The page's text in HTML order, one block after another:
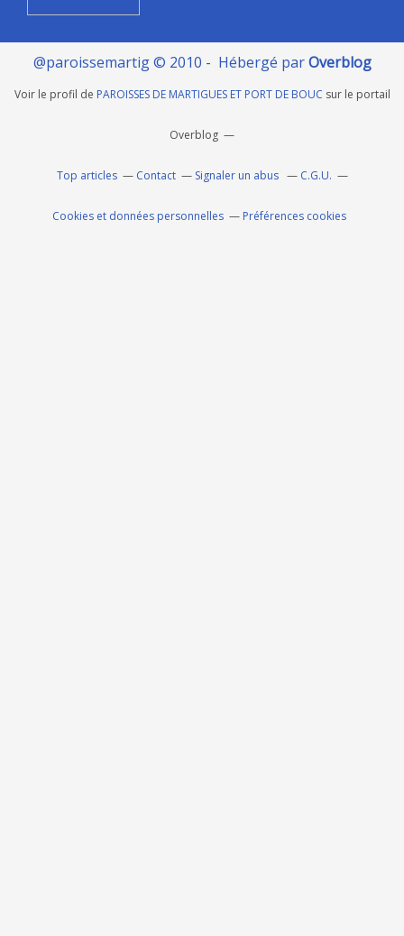
@paroissemartig © 2010 - Hébergé parOverblog
Voir le profil de PAROISSES DE MARTIGUES ET PORT DE BOUC sur le portail
Overblog
Top articles Contact Signaler un abus C.G.U.
Cookies et données personnelles Préférences cookies